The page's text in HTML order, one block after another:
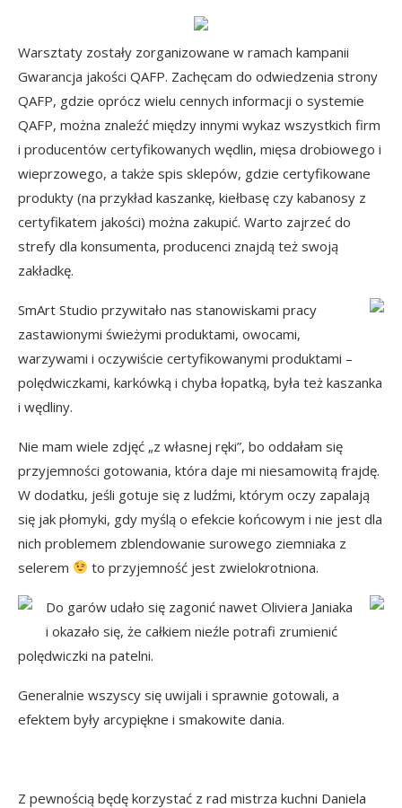
Warsztaty zostały zorganizowane w ramach kampanii
Gwarancja jakości QAFP. Zachęcam do odwiedzenia strony
QAFP, gdzie oprócz wielu cennych informacji o systemie
QAFP, można znaleźć między innymi wykaz wszystkich firm
i producentów certyfikowanych wędlin, mięsa drobiowego i
wieprzowego, a także spis sklepów, gdzie certyfikowane
produkty (na przykład kaszankę, kiełbasę czy kabanosy z
certyfikatem jakości) można zakupić. Warto zajrzeć do
strefy dla konsumenta, producenci znajdą też swoją
zakładkę.
SmArt Studio przywitało nas stanowiskami pracy
zastawionymi świeżymi produktami, owocami,
warzywami i oczywiście certyfikowanymi produktami –
polędwiczkami, karkówką i chyba łopatką, była też kaszanka
i wędliny.
Nie mam wiele zdjęć „z własnej ręki”, bo oddałam się
przyjemności gotowania, która daje mi niesamowitą frajdę.
W dodatku, jeśli gotuje się z ludźmi, którym oczy zapalają
się jak płomyki, gdy myślą o efekcie końcowym i nie jest dla
nich problemem zblendowanie surowego ziemniaka z
selerem
to przyjemność jest zwielokrotniona.
Do garów udało się zagonić nawet Oliviera Janiaka
i okazało się, że całkiem nieźle potrafi zrumienić
polędwiczki na patelni.
Generalnie wszyscy się uwijali i sprawnie gotowali, a
efektem były arcypiękne i smakowite dania.
Z pewnością będę korzystać z rad mistrza kuchni Daniela